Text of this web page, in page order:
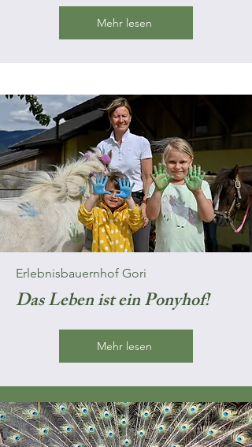
Mehr lesen
Erlebnisbauernhof Gori
Das Leben ist ein Ponyhof!
Mehr lesen